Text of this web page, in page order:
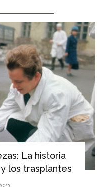
La historia
los trasplantes